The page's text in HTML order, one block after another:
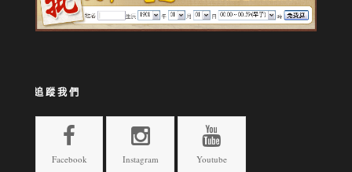
追蹤我們
Facebook Instagram Youtube